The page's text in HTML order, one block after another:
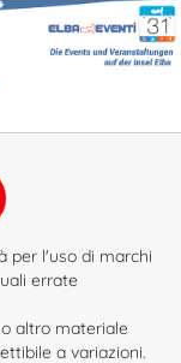
Instagram
su YouTube
per l'uso di marchi
errate
altro materiale
a variazioni.